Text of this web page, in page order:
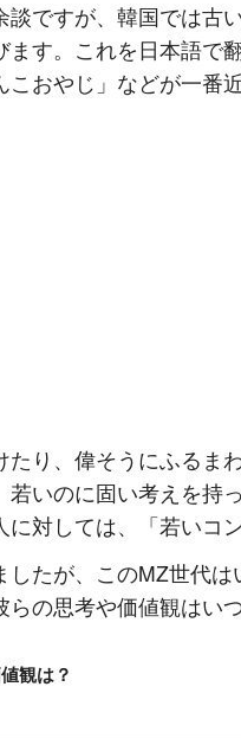
談ですが、韓国では古
ます。これを日本語で
こおやじ」などが一番
たり、偉そうにふるま
若いのに固い考えを持
に対しては、「若いコ
したが、このMZ世代
らの思考や価値観はい
観は？